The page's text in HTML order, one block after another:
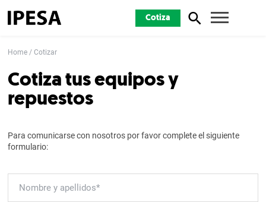
Cotiza
Home Cotizar
Cotiza tus equipos y
repuestos
Para comunicarse con nosotros por favor complete el siguiente
formulario: